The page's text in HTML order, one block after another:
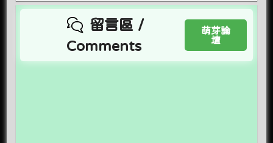
留言區 /
Comments
萌芽論
壇